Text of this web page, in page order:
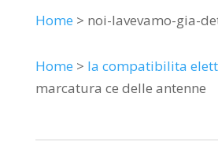
Home > noi-lavevamo-gia-
Home > la compatibilita
marcatura ce delle antenne